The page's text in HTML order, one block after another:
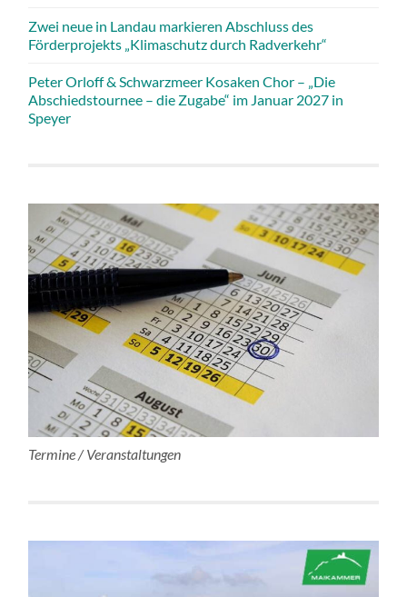
Zwei neue in Landau markieren Abschluss des
Förderprojekts „Klimaschutz durch Radverkehr“
Peter Orloff & Schwarzmeer Kosaken Chor – „Die
Abschiedstournee – die Zugabe“ im Januar 2027 in
Speyer
Termine / Veranstaltungen